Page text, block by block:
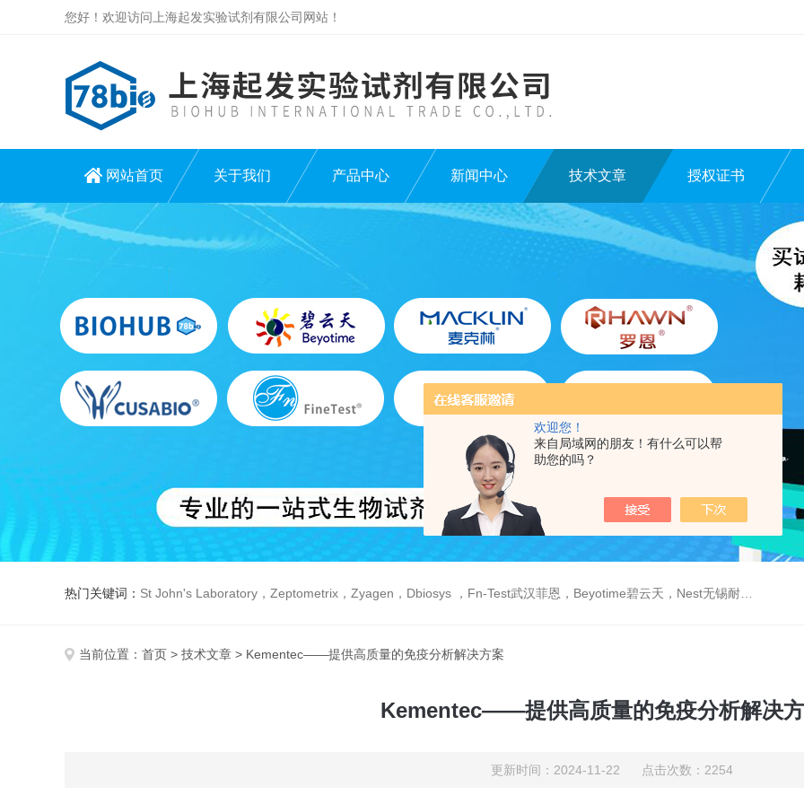
欢迎您！
来自局域网的朋友！有什么可以帮
助您的吗？
您好！欢迎访问上海起发实验试剂有限公司网站！
网站首页 关于我们 产品中心 新闻中心 技术文章 授权证书
热门关键词： St John's Laboratory，Zeptometrix，Zyagen，Dbiosys ，Fn-Test武汉菲恩，Beyotime碧云天，Nest无锡耐思，Elabscience伊莱瑞特，Macklin麦克林生物，Cobioer科佰生物
当前位置： 首页 > 技术文章 > Kementec——提供高质量的免疫分析解决方案
Kementec——提供高质量的免疫分析解决
更新时间：2024-11-22 点击次数：2254